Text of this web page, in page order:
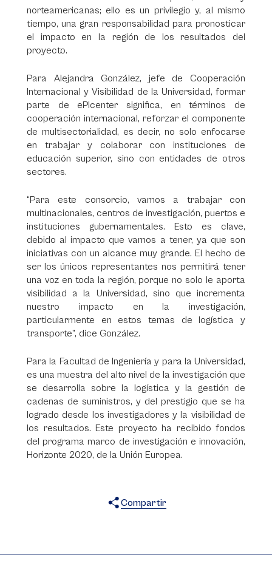
norteamericanas; ello es un privilegio y, al mismo
tiempo, una gran responsabilidad para pronosticar
el impacto en la región de los resultados del
proyecto.
Para Alejandra González, jefe de Cooperación
Internacional y Visibilidad de la Universidad, formar
parte de ePIcenter significa, en términos de
cooperación internacional, reforzar el componente
de multisectorialidad, es decir, no solo enfocarse
en trabajar y colaborar con instituciones de
educación superior, sino con entidades de otros
sectores.
“Para este consorcio, vamos a trabajar con
multinacionales, centros de investigación, puertos e
instituciones gubernamentales. Esto es clave,
debido al impacto que vamos a tener, ya que son
iniciativas con un alcance muy grande. El hecho de
ser los únicos representantes nos permitirá tener
una voz en toda la región, porque no solo le aporta
visibilidad a la Universidad, sino que incrementa
nuestro impacto en la investigación,
particularmente en estos temas de logística y
transporte”, dice González.
Para la Facultad de Ingeniería y para la Universidad,
es una muestra del alto nivel de la investigación que
se desarrolla sobre la logística y la gestión de
cadenas de suministros, y del prestigio que se ha
logrado desde los investigadores y la visibilidad de
los resultados. Este proyecto ha recibido fondos
del programa marco de investigación e innovación,
Horizonte 2020, de la Unión Europea.
Compartir